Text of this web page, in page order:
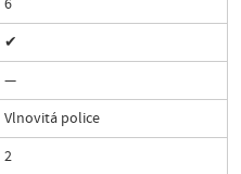
6
✔
—
Vlnovitá police
2